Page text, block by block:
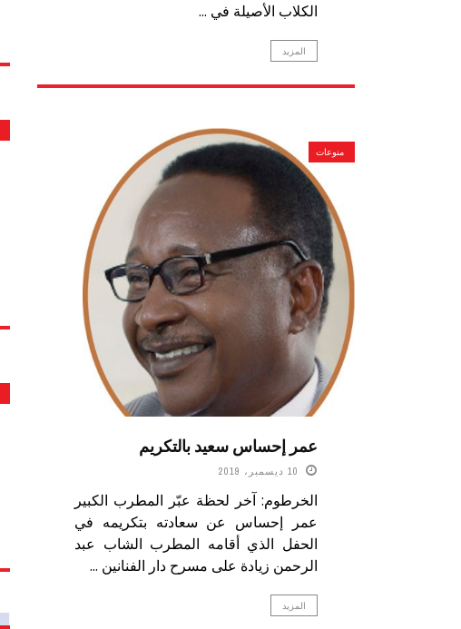
الكلاب الأصيلة في ...
المزيد
منوعات
عمر إحساس سعيد بالتكريم
10 ديسمبر، 2019
الخرطوم: آخر لحظة عبّر المطرب الكبير
عمر إحساس عن سعادته بتكريمه في
الحفل الذي أقامه المطرب الشاب عبد
الرحمن زيادة على مسرح دار الفنانين ...
المزيد